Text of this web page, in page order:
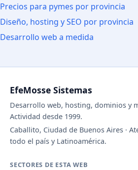
Precios para pymes por provincia
Diseño, hosting y SEO por provincia
Desarrollo web a medida
EfeMosse Sistemas
Desarrollo web, hosting, dominios y
Actividad desde 1999.
Caballito, Ciudad de Buenos Aires ·
todo el país y Latinoamérica.
SECTORES DE ESTA WEB